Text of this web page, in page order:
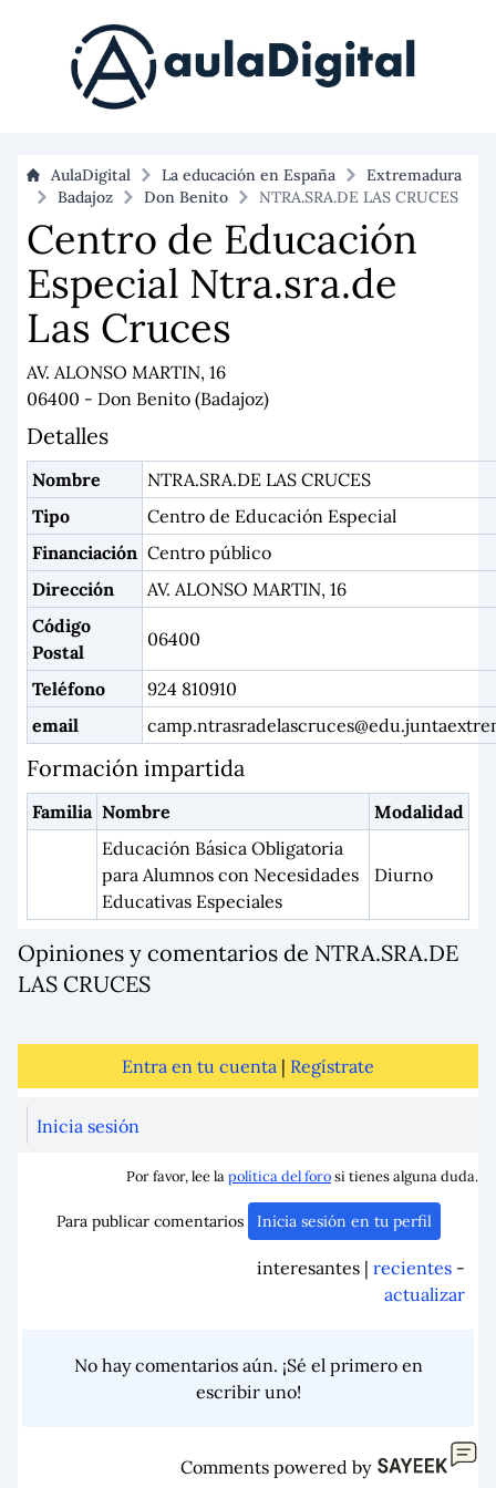
AulaDigital La educación en España
Extremadura
Badajoz
Don Benito NTRA.SRA.DE LAS CRUCES
Centro de Educación
Especial Ntra.sra.de
Las Cruces
AV. ALONSO MARTIN, 16
06400 - Don Benito (Badajoz)
Detalles
Nombre
NTRA.SRA.DE LAS CRUCES
Tipo
Centro de Educación Especial
Financiación Centro público
Dirección
AV. ALONSO MARTIN, 16
Código
Postal
06400
Teléfono
924 810910
email
Formación impartida
Familia Nombre
Modalidad
Educación Básica Obligatoria
para Alumnos con Necesidades
Educativas Especiales
Diurno
Opiniones y comentarios de NTRA.SRA.DE
LAS CRUCES
Entra en tu cuenta | Regístrate
Inicia sesión
Por favor, lee lapolítica del forosi tienes alguna duda.
Para publicar comentarios Inicia sesión en tu perfil
interesantes | recientes -
actualizar
No hay comentarios aún. ¡Sé el primero en
escribir uno!
Comments powered by